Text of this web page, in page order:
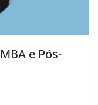
e Pós-